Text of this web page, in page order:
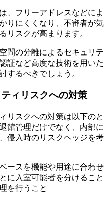
、フリーアドレスなどによ
りにくくなり、不審者が気
リスクが高まります。
間の分離によるセキュリテ
証など高度な技術を用いた
するべきでしょう。
ィリスクへの対策
リスクへの対策は以下のと
館管理だけでなく、内部に
侵入時のリスクヘッジを考
ースを機能や用途に合わせ
に入室可能者を分けること
を行うこと